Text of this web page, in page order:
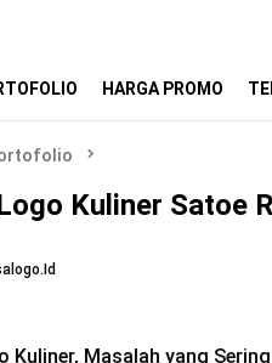
HARGA PROMO
Kuliner Satoe
Kuliner, Masalah yang